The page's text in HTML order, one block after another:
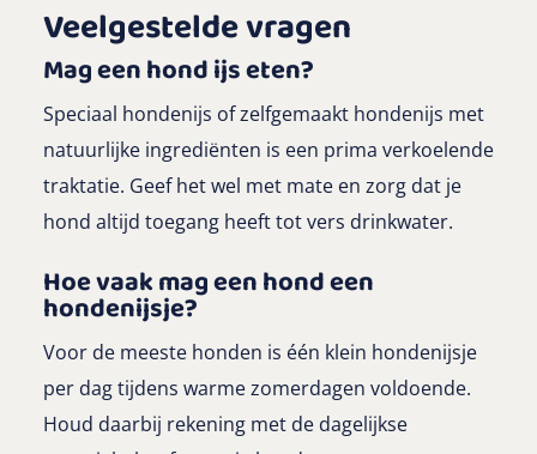
Veelgestelde vragen
Mag een hond ijs eten?
Speciaal hondenijs of zelfgemaakt hondenijs met
natuurlijke ingrediënten is een prima verkoelende
traktatie. Geef het wel met mate en zorg dat je
hond altijd toegang heeft tot vers drinkwater.
Hoe vaak mag een hond een
hondenijsje?
Voor de meeste honden is één klein hondenijsje
per dag tijdens warme zomerdagen voldoende.
Houd daarbij rekening met de dagelijkse